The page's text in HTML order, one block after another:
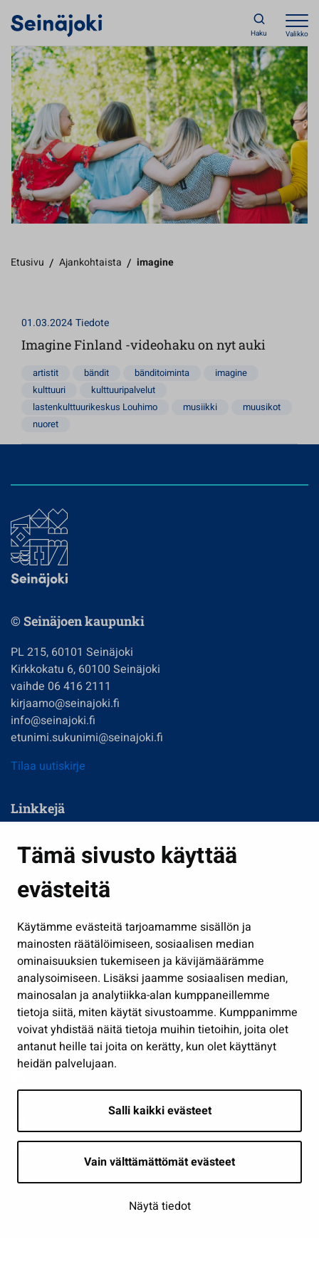
Tämä sivusto käyttää
evästeitä
Käytämme evästeitä tarjoamamme sisällön ja
mainosten räätälöimiseen, sosiaalisen median
ominaisuuksien tukemiseen ja kävijämäärämme
analysoimiseen. Lisäksi jaamme sosiaalisen median,
mainosalan ja analytiikka-alan kumppaneillemme
tietoja siitä, miten käytät sivustoamme. Kumppanimme
voivat yhdistää näitä tietoja muihin tietoihin, joita olet
antanut heille tai joita on kerätty, kun olet käyttänyt
heidän palvelujaan.
Salli kaikki evästeet
Vain välttämättömät evästeet
Näytä tiedot
Haku Valikko
Etusivu / Ajankohtaista / imagine
01.03.2024Tiedote
Imagine Finland -videohaku on nyt auki
artistit bändit bänditoiminta
imagine
kulttuuri
kulttuuripalvelut
lastenkulttuurikeskus Louhimo
musiikki
muusikot
nuoret
© Seinäjoen kaupunki
PL 215, 60101 Seinäjoki
Kirkkokatu 6, 60100 Seinäjoki
vaihde 06 416 2111
kirjaamo@seinajoki.fi
info@seinajoki.fi
etunimi.sukunimi@seinajoki.fi
Tilaa uutiskirje
Linkkejä
Kasvatus ja opetus
Kulttuuri ja liikunta
Työ ja yrittäminen
Osallistu ja asioi
Näytä omat evästeasetukseni
Seuraa meitä
Saavutettavuusseloste | © Seinäjoki 2026